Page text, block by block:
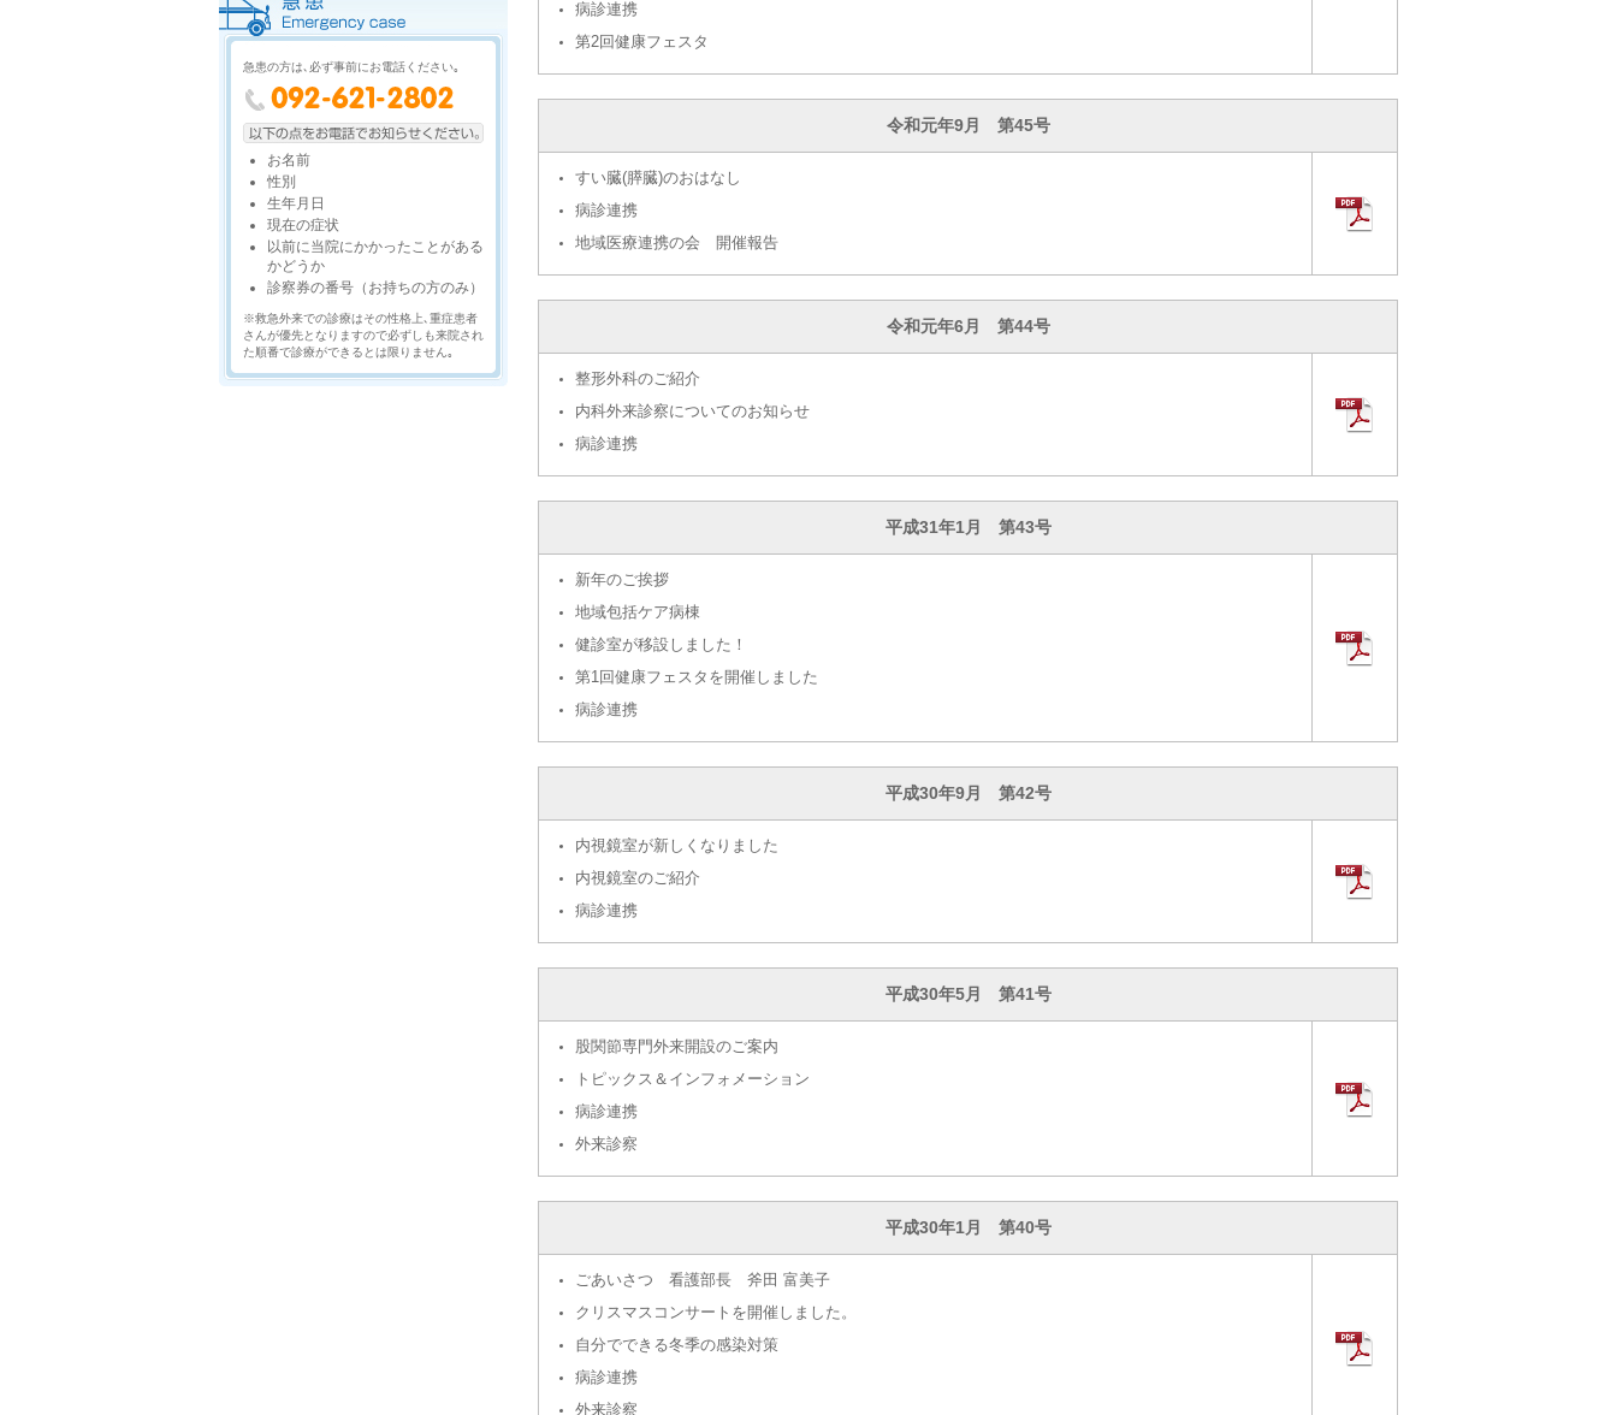
病診連携
第2回健康フェスタ
令和元年9月 第45号
すい臓(膵臓)のおはなし
病診連携
地域医療連携の会 開催報告
令和元年6月 第44号
整形外科のご紹介
内科外来診察についてのお知らせ
病診連携
平成31年1月 第43号
新年のご挨拶
地域包括ケア病棟
健診室が移設しました！
第1回健康フェスタを開催しました
病診連携
平成30年9月 第42号
内視鏡室が新しくなりました
内視鏡室のご紹介
病診連携
平成30年5月 第41号
股関節専門外来開設のご案内
トピックス＆インフォメーション
病診連携
外来診察
平成30年1月 第40号
ごあいさつ 看護部長 斧田 富美子
クリスマスコンサートを開催しました。
自分でできる冬季の感染対策
病診連携
外来診察
急患の方は､必ず事前にお電話ください｡
お名前
性別
生年月日
現在の症状
以前に当院にかかったことがある
かどうか
診察券の番号（お持ちの方のみ）
※救急外来での診療はその性格上､重症患者
さんが優先となりますので必ずしも来院され
た順番で診療ができるとは限りません｡